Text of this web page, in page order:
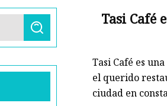
Tasi Café
Tasi Café es
el querido
ciudad en